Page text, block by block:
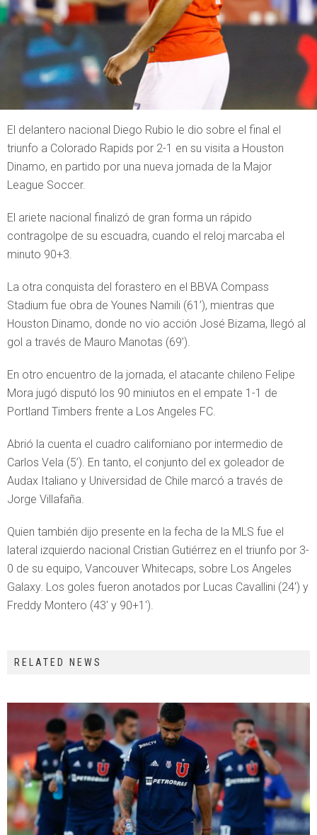
El delantero nacional Diego Rubio le dio sobre el final el
triunfo a Colorado Rapids por 2-1 en su visita a Houston
Dinamo, en partido por una nueva jornada de la Major
League Soccer.
El ariete nacional finalizó de gran forma un rápido
contragolpe de su escuadra, cuando el reloj marcaba el
minuto 90+3.
La otra conquista del forastero en el BBVA Compass
Stadium fue obra de Younes Namili (61’), mientras que
Houston Dinamo, donde no vio acción José Bizama, llegó al
gol a través de Mauro Manotas (69’).
En otro encuentro de la jornada, el atacante chileno Felipe
Mora jugó disputó los 90 miniutos en el empate 1-1 de
Portland Timbers frente a Los Angeles FC.
Abrió la cuenta el cuadro californiano por intermedio de
Carlos Vela (5’). En tanto, el conjunto del ex goleador de
Audax Italiano y Universidad de Chile marcó a través de
Jorge Villafaña.
Quien también dijo presente en la fecha de la MLS fue el
lateral izquierdo nacional Cristian Gutiérrez en el triunfo por 3-
0 de su equipo, Vancouver Whitecaps, sobre Los Angeles
Galaxy. Los goles fueron anotados por Lucas Cavallini (24′) y
Freddy Montero (43′ y 90+1′).
RELATED NEWS